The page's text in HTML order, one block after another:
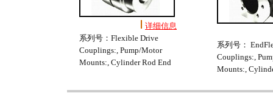
详细信息
系列号：Flexible Drive
Couplings:, Pump/Motor
Mounts:, Cylinder Rod End
系列号：
Couplings:,
Mounts:,